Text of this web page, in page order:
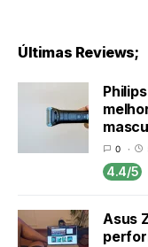
Últimas Reviews;
0
4.4/5
Asus